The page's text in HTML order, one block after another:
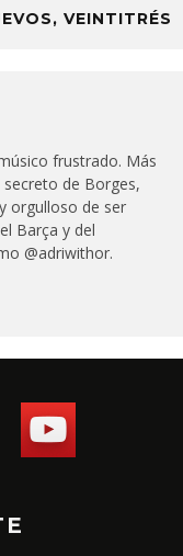
VEINTITRÉS
frustrado. Más
de Borges,
orgulloso de ser
Barça y del
@adriwithor.